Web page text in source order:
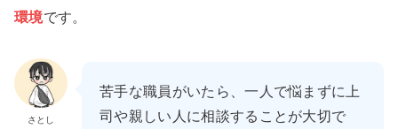
環境です。
さとし
苦手な職員がいたら、一人で悩まずに上
司や親しい人に相談することが大切で